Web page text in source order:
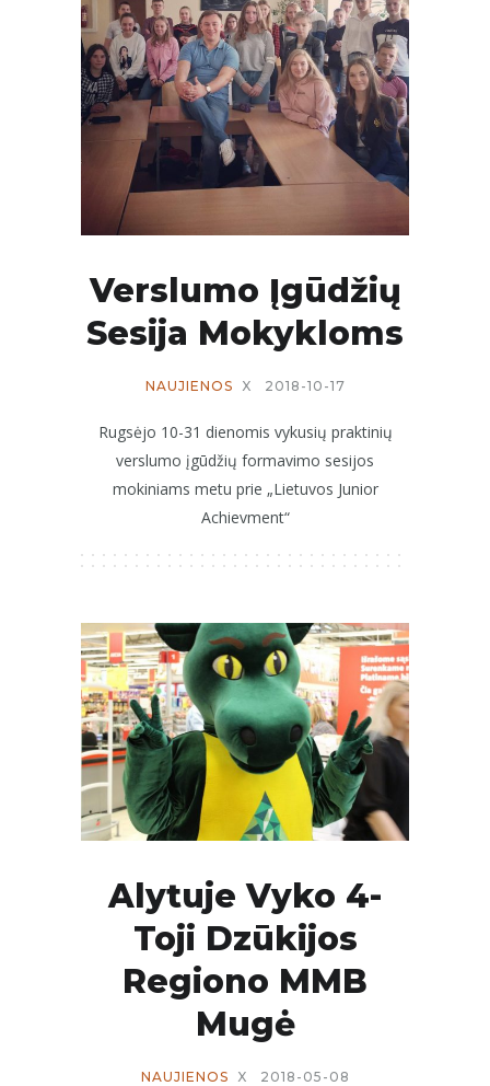
Verslumo Įgūdžių
Sesija Mokykloms
NAUJIENOS X 2018-10-17
Rugsėjo 10-31 dienomis vykusių praktinių
verslumo įgūdžių formavimo sesijos
mokiniams metu prie „Lietuvos Junior
Achievment“
Alytuje Vyko 4-
Toji Dzūkijos
Regiono MMB
Mugė
NAUJIENOS X 2018-05-08